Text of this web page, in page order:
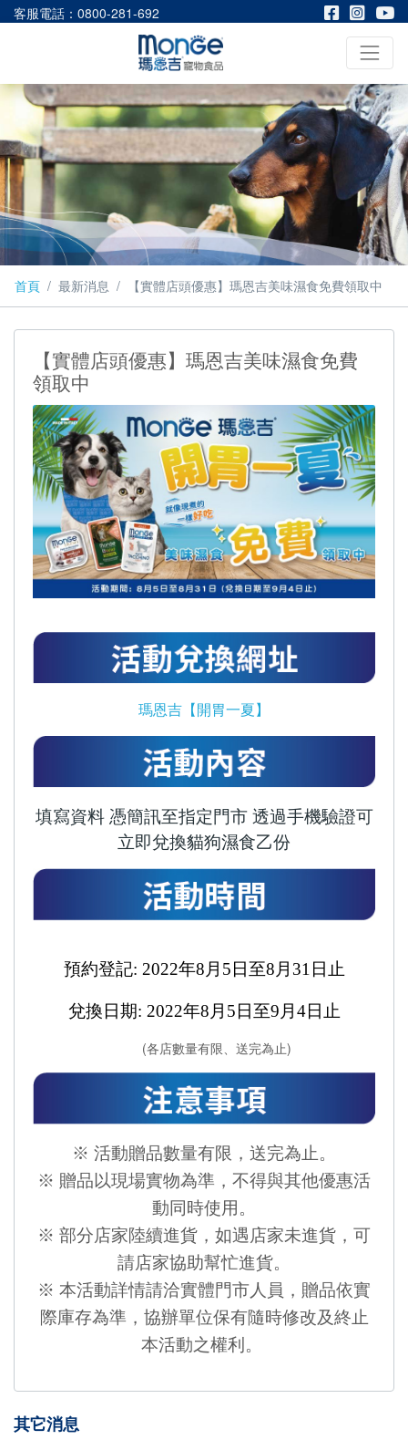
客服電話：0800-281-692
首頁 最新消息 【實體店頭優惠】瑪恩吉美味濕食免費領取中
【實體店頭優惠】瑪恩吉美味濕食免費
領取中
瑪恩吉【開胃一夏】
填寫資料 憑簡訊至指定門市 透過手機驗證可
立即兌換貓狗濕食乙份
預約登記: 2022年8 月 5 日至8 月 31 日止
兌換日期: 2022年8 月 5 日至9 月4日止
(各店數量有限、送完為止)
※ 活動贈品數量有限，送完為止。
※ 贈品以現場實物為準，不得與其他優惠活
動同時使用。
※ 部分店家陸續進貨，如遇店家未進貨，可
請店家協助幫忙進貨。
※ 本活動詳情請洽實體門市人員，贈品依實
際庫存為準，協辦單位保有隨時修改及終止
本活動之權利。
其它消息